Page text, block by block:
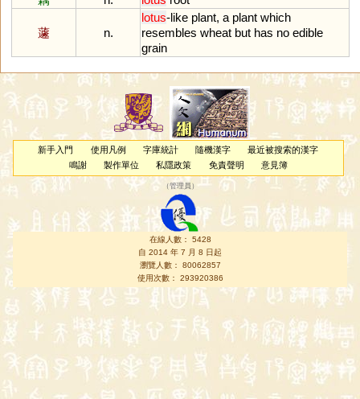
蘧 n.
lotus-like plant, a plant which
resembles wheat but has no edible
grain
新手入門 使用凡例 字庫統計 隨機漢字
最近被搜索的漢字
鳴謝
製作單位 私隱政策 免責聲明 意見簿
（管理員 ）
在線人數： 5428
自 2014 年 7 月 8 日起
瀏覽人數： 80062857
使用次數： 293920386